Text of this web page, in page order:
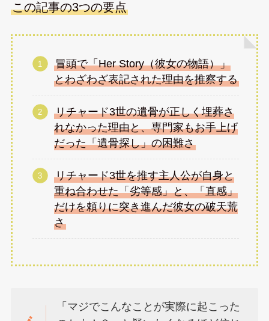
この記事の3つの要点
冒頭で「Her Story（彼女の物語）」
とわざわざ表記された理由を推察する
リチャード3世の遺骨が正しく埋葬さ
れなかった理由と、専門家もお手上げ
だった「遺骨探し」の困難さ
リチャード3世を推す主人公が自身と
重ね合わせた「劣等感」と、「直感」
だけを頼りに突き進んだ彼女の破天荒
さ
「マジでこんなことが実際に起こった